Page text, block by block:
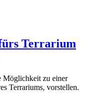
Terrarium
Möglichkeit zu einer
Terrariums, vorstellen.